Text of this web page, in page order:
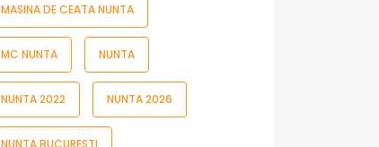
MASINA DE CEATA NUNTA
MC NUNTA NUNTA
NUNTA 2022 NUNTA 2026
NUNTA BUCURESTI